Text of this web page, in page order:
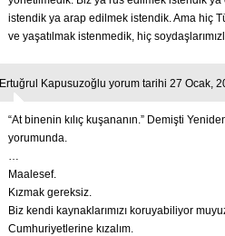
istendik ya arap edilmek istendik. Ama hiç
ve yaşatılmak istenmedik, hiç
Ertuğrul Kapusuzoğlu yorum tarihi 27 Ocak,
“At binenin kılıç kuşananın.” Demişti
yorumunda.
…
Maalesef.
Kızmak gereksiz.
Biz kendi kaynaklarımızı koruyabiliyor
Cumhuriyetlerine kızalım.